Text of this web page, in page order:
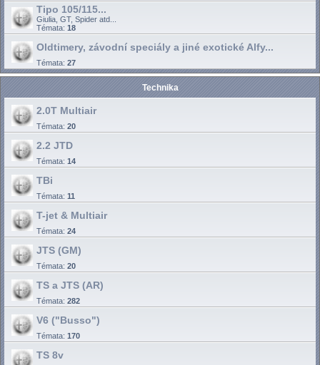
Tipo 105/115...
Giulia, GT, Spider atd...
Témata: 18
Oldtimery, závodní speciály a jiné exotické Alfy...
Témata: 27
Technika
2.0T Multiair
Témata: 20
2.2 JTD
Témata: 14
TBi
Témata: 11
T-jet & Multiair
Témata: 24
JTS (GM)
Témata: 20
TS a JTS (AR)
Témata: 282
V6 ("Busso")
Témata: 170
TS 8v